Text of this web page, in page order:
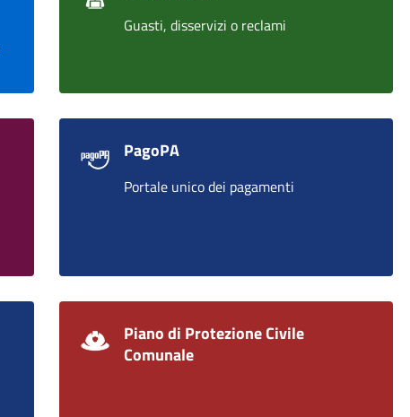
Guasti, disservizi o reclami
PagoPA
Portale unico dei pagamenti
Piano di Protezione Civile
Comunale